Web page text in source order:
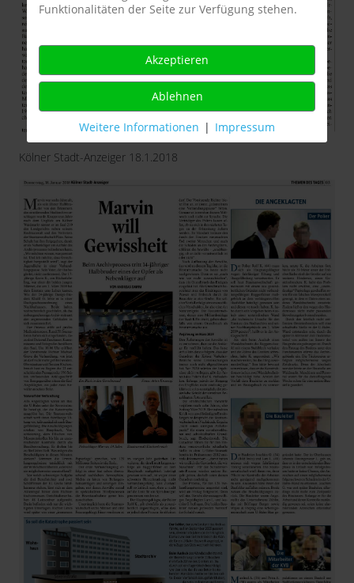
Kölner Stadt-Anzeiger 18.1.2018
Funktionalitäten der Seite zur Verfügung stehen.
Akzeptieren
Ablehnen
Weitere Informationen | Impressum